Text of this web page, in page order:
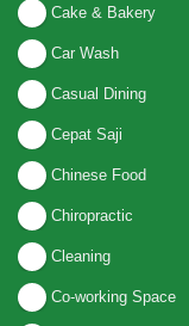
Cake & Bakery
Car Wash
Casual Dining
Cepat Saji
Chinese Food
Chiropractic
Cleaning
Co-working Space